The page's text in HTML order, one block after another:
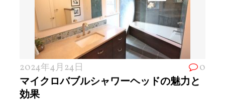
2024年4月24日 0
マイクロバブルシャワーヘッドの魅力と
効果